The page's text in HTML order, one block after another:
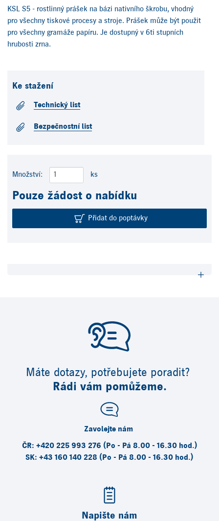
KSL S5 - rostlinný prášek na bázi nativního škrobu, vhodný
pro všechny tiskové procesy a stroje. Prášek může být použit
pro všechny gramáže papíru. Je dostupný v 6ti stupních
hrubosti zrna.
Ke stažení
Technický list
Bezpečnostní list
Množství: ks
Pouze žádost o nabídku
Přidat do poptávky
Máte dotazy, potřebujete poradit?
Rádi vám pomůžeme.
Zavolejte nám
ČR: +420 225 993 276 (Po - Pá 8.00 - 16.30 hod.)
SK: +43 160 140 228 (Po - Pá 8.00 - 16.30 hod.)
Napište nám